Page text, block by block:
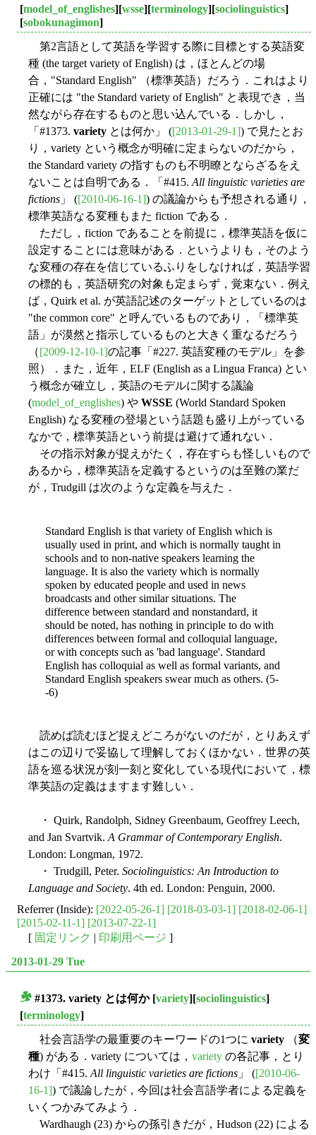
[model_of_englishes][wsse][terminology][sociolinguistics]
[sobokunagimon]
第2言語として英語を学習する際に目標とする英語変
種 (the target variety of English) は，ほとんどの場
合，"Standard English" （標準英語）だろう．これはより
正確には "the Standard variety of English" と表現でき，当
然ながら存在するものと思い込んでいる．しかし，
「#1373. variety とは何か」 ([2013-01-29-1]) で見たとお
り，variety という概念が明確に定まらないのだから，
the Standard variety の指すものも不明瞭とならざるをえ
ないことは自明である．「#415. All linguistic varieties are
fictions 」 ([2010-06-16-1]) の議論からも予想される通り，
標準英語なる変種もまた fiction である．
ただし，fiction であることを前提に，標準英語を仮に
設定することには意味がある．というよりも，そのよう
な変種の存在を信じているふりをしなければ，英語学習
の標的も，英語研究の対象も定まらず，覚束ない．例え
ば，Quirk et al. が英語記述のターゲットとしているのは
"the common core" と呼んでいるものであり，「標準英
語」が漠然と指示しているものと大きく重なるだろう
（[2009-12-10-1]の記事「#227. 英語変種のモデル」を参
照）．また，近年，ELF (English as a Lingua Franca) とい
う概念が確立し，英語のモデルに関する議論
(model_of_englishes) や WSSE (World Standard Spoken
English) なる変種の登場という話題も盛り上がっている
なかで，標準英語という前提は避けて通れない．
その指示対象が捉えがたく，存在すらも怪しいもので
あるから，標準英語を定義するというのは至難の業だ
が，Trudgill は次のような定義を与えた．
Standard English is that variety of English which is
usually used in print, and which is normally taught in
schools and to non-native speakers learning the
language. It is also the variety which is normally
spoken by educated people and used in news
broadcasts and other similar situations. The
difference between standard and nonstandard, it
should be noted, has nothing in principle to do with
differences between formal and colloquial language,
or with concepts such as 'bad language'. Standard
English has colloquial as well as formal variants, and
Standard English speakers swear much as others. (5-
-6)
読めば読むほど捉えどころがないのだが，とりあえず
はこの辺りで妥協して理解しておくほかない．世界の英
語を巡る状況が刻一刻と変化している現代において，標
準英語の定義はますます難しい．
・ Quirk, Randolph, Sidney Greenbaum, Geoffrey Leech,
and Jan Svartvik. A Grammar of Contemporary English.
London: Longman, 1972.
・ Trudgill, Peter. Sociolinguistics: An Introduction to
Language and Society. 4th ed. London: Penguin, 2000.
Referrer (Inside): [2022-05-26-1] [2018-03-03-1] [2018-02-06-1]
[2015-02-11-1] [2013-07-22-1]
[ 固定リンク | 印刷用ページ ]
2013-01-29 Tue
#1373. variety とは何か[variety][sociolinguistics]
[terminology]
社会言語学の最重要のキーワードの1つに variety （変
種) がある．variety については， variety の各記事，とり
わけ「#415. All linguistic varieties are fictions 」 ([2010-06-
16-1]) で議論したが，今回は社会言語学者による定義を
いくつかみてみよう．
Wardhaugh (23) からの孫引きだが，Hudson (22) による